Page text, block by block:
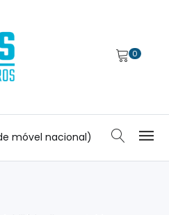
0
móvel nacional)